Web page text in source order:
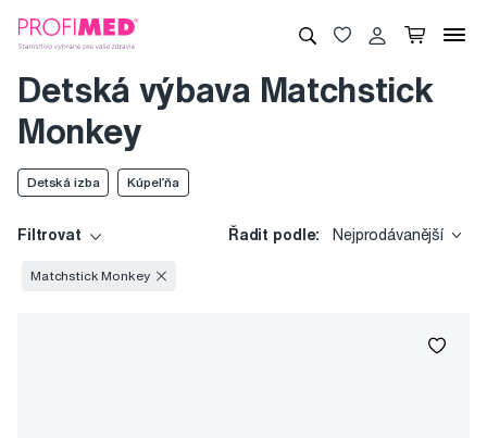
Detská výbava Matchstick
Monkey
Detská izba Kúpeľňa
Filtrovat Řadit podle: Nejprodávanější
Matchstick Monkey